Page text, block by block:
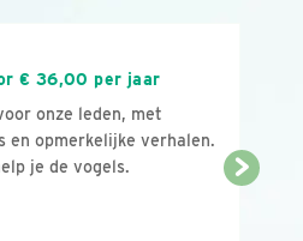
€ 36,00 per jaar
onze leden, met
en opmerkelijke verhalen.
je de vogels.